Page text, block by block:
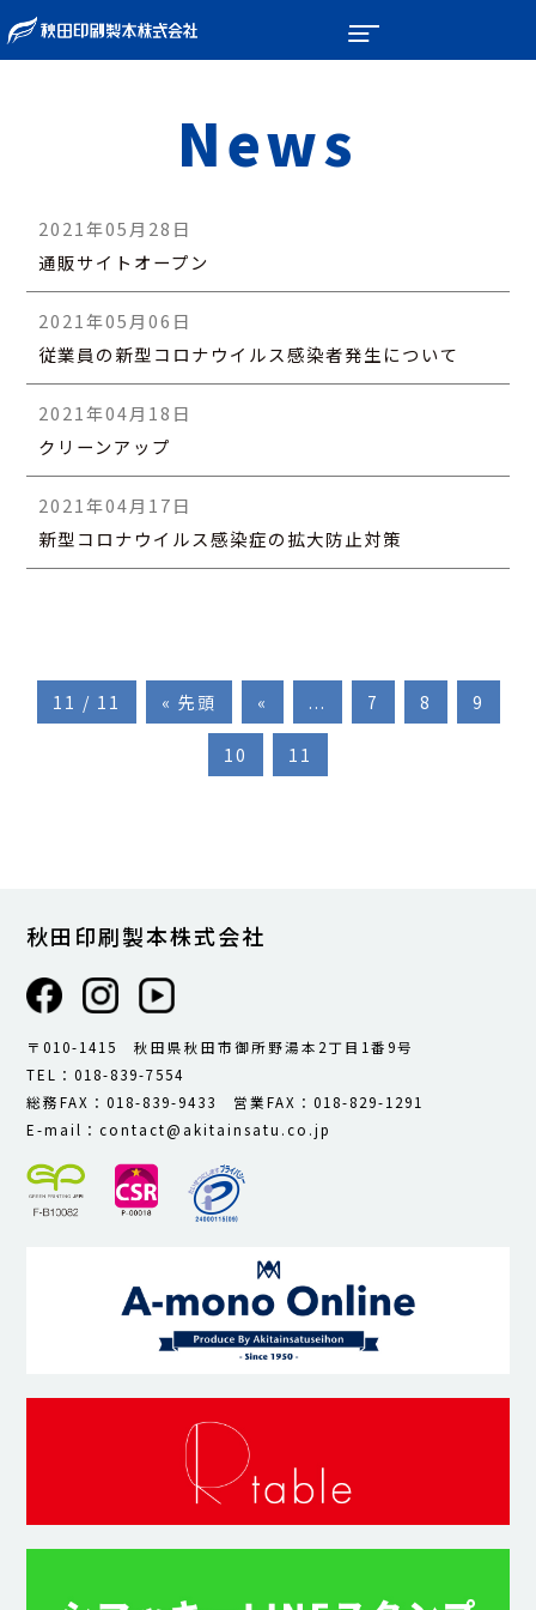
News
2021年05月28日
通販サイトオープン
2021年05月06日
従業員の新型コロナウイルス感染者発生について
2021年04月18日
クリーンアップ
2021年04月17日
新型コロナウイルス感染症の拡大防止対策
11 / 11 « 先頭 « ... 7 8 9
10 11
秋田印刷製本株式会社
〒010-1415 秋田県秋田市御所野湯本2丁目1番9号
TEL：018-839-7554
総務FAX：018-839-9433 営業FAX：018-829-1291
E-mail：contact@akitainsatu.co.jp